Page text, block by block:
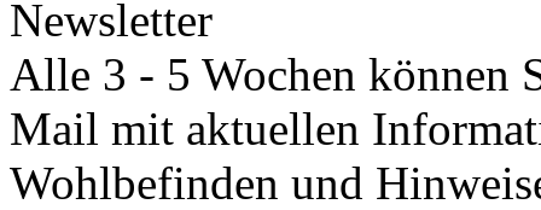
Newsletter
Alle 3 - 5 Wochen können
Mail mit aktuellen
Wohlbefinden und